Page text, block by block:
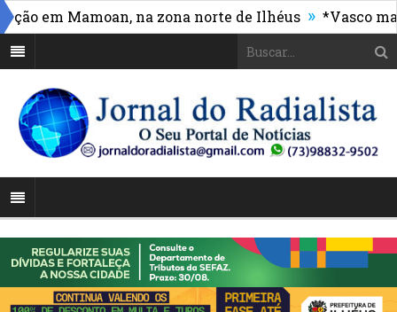
Mamoan, na zona norte de Ilhéus » *Vasco